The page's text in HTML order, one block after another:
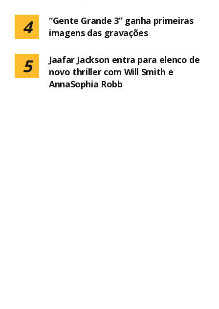
4
“Gente Grande 3” ganha primeiras
imagens das gravações
5
Jaafar Jackson entra para elenco de
novo thriller com Will Smith e
AnnaSophia Robb